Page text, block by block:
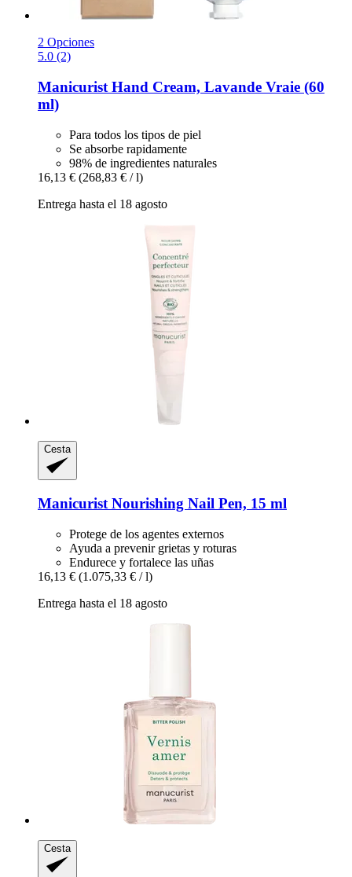
2 Opciones
5.0 (2)
Manicurist Hand Cream, Lavande Vraie (60
ml)
Para todos los tipos de piel
Se absorbe rapidamente
98% de ingredientes naturales
16,13 € (268,83 € / l)
Entrega hasta el 18 agosto
Cesta
Manicurist Nourishing Nail Pen, 15 ml
Protege de los agentes externos
Ayuda a prevenir grietas y roturas
Endurece y fortalece las uñas
16,13 € (1.075,33 € / l)
Entrega hasta el 18 agosto
Cesta